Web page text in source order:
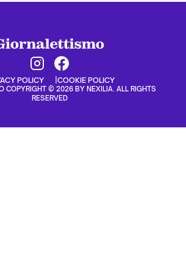
POLICY COOKIE POLICY
COPYRIGHT © 2026 BY NEXILIA. ALL RIGHTS
RESERVED